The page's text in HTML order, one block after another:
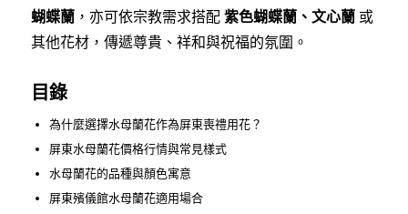
蝴蝶蘭 ，亦可依宗教需求搭配 紫色蝴蝶蘭、文心蘭 或
其他花材，傳遞尊貴、祥和與祝福的氛圍。
目錄
為什麼選擇水母蘭花作為屏東喪禮用花？
屏東水母蘭花價格行情與常見樣式
水母蘭花的品種與顏色寓意
屏東殯儀館水母蘭花適用場合